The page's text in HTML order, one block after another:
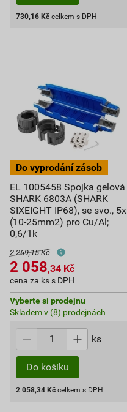
730,16 Kč celkem s DPH
EL 1005458 Spojka gelová
SHARK 6803A (SHARK
SIXEIGHT IP68), se svo., 5x
(10-25mm2) pro Cu/Al;
0,6/1k
2 269,15 Kč
2 058,34 Kč
cena za ks s DPH
Vyberte si prodejnu
Skladem v (8) prodejnách
ks
Do košíku
2 058,34 Kč celkem s DPH